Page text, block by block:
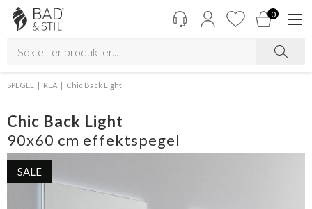
0
SPEGEL REA Chic Back Light
Chic Back Light
90x60 cm effektspegel
SALE